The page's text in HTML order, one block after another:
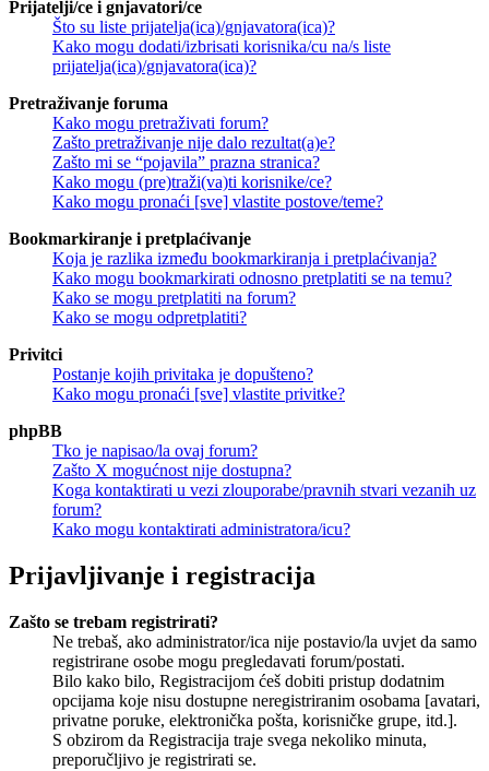
Prijatelji/ce i gnjavatori/ce
Što su liste prijatelja(ica)/gnjavatora(ica)?
Kako mogu dodati/izbrisati korisnika/cu na/s liste
prijatelja(ica)/gnjavatora(ica)?
Pretraživanje foruma
Kako mogu pretraživati forum?
Zašto pretraživanje nije dalo rezultat(a)e?
Zašto mi se “pojavila” prazna stranica?
Kako mogu (pre)traži(va)ti korisnike/ce?
Kako mogu pronaći [sve] vlastite postove/teme?
Bookmarkiranje i pretplaćivanje
Koja je razlika između bookmarkiranja i pretplaćivanja?
Kako mogu bookmarkirati odnosno pretplatiti se na temu?
Kako se mogu pretplatiti na forum?
Kako se mogu odpretplatiti?
Privitci
Postanje kojih privitaka je dopušteno?
Kako mogu pronaći [sve] vlastite privitke?
phpBB
Tko je napisao/la ovaj forum?
Zašto X mogućnost nije dostupna?
Koga kontaktirati u vezi zlouporabe/pravnih stvari vezanih uz
forum?
Kako mogu kontaktirati administratora/icu?
Prijavljivanje i registracija
Zašto se trebam registrirati?
Ne trebaš, ako administrator/ica nije postavio/la uvjet da samo
registrirane osobe mogu pregledavati forum/postati.
Bilo kako bilo, Registracijom ćeš dobiti pristup dodatnim
opcijama koje nisu dostupne neregistriranim osobama [avatari,
privatne poruke, elektronička pošta, korisničke grupe, itd.].
S obzirom da Registracija traje svega nekoliko minuta,
preporučljivo je registrirati se.